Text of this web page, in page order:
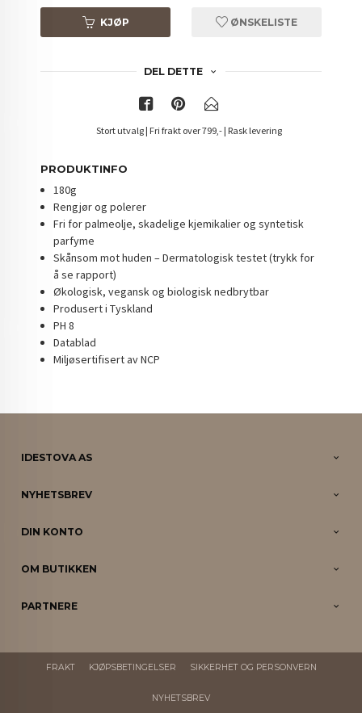
KJØP ØNSKELISTE
DEL DETTE
Stort utvalg | Fri frakt over 799,- | Rask levering
PRODUKTINFO
180g
Rengjør og polerer
Fri for palmeolje, skadelige kjemikalier og syntetisk
parfyme
Skånsom mot huden – Dermatologisk testet (trykk for
å se rapport)
Økologisk, vegansk og biologisk nedbrytbar
Produsert i Tyskland
PH 8
Datablad
Miljøsertifisert av NCP
IDESTOVA AS
NYHETSBREV
DIN KONTO
OM BUTIKKEN
PARTNERE
FRAKT KJØPSBETINGELSER SIKKERHET OG PERSONVERN
NYHETSBREV